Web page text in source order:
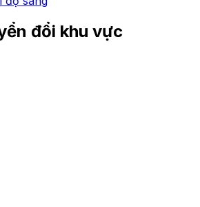
đổi khu vực